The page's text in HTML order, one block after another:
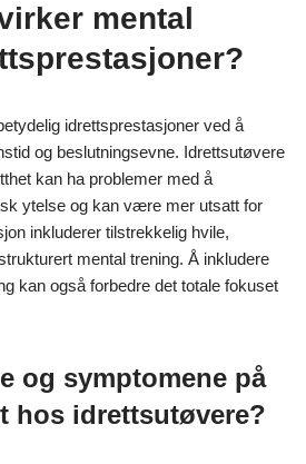
mental
idrettsprestasjoner ved å
og beslutningsevne. Idrettsutøvere
kan ha problemer med å
ytelse og kan være mer utsatt for
inkluderer tilstrekkelig hvile,
mental trening. Å inkludere
kan også forbedre det totale fokuset
og symptomene på
hos idrettsutøvere?